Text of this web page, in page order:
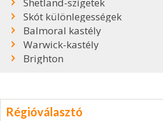
Skót különlegességek
Balmoral kastély
Warwick-kastély
Brighton
Régióválasztó